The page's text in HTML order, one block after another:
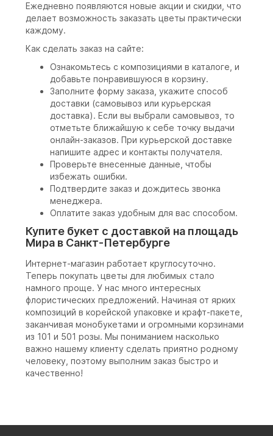
Ежедневно появляются новые акции и скидки, что
делает возможность заказать цветы практически
каждому.
Как сделать заказ на сайте:
Ознакомьтесь с композициями в каталоге, и
добавьте понравившуюся в корзину.
Заполните форму заказа, укажите способ
доставки (самовывоз или курьерская
доставка). Если вы выбрали самовывоз, то
отметьте ближайшую к себе точку выдачи
онлайн-заказов. При курьерской доставке
напишите адрес и контакты получателя.
Проверьте внесенные данные, чтобы
избежать ошибки.
Подтвердите заказ и дождитесь звонка
менеджера.
Оплатите заказ удобным для вас способом.
Купите букет с доставкой на площадь
Мира в Санкт-Петербурге
Интернет-магазин работает круглосуточно.
Теперь покупать цветы для любимых стало
намного проще. У нас много интересных
флористических предложений. Начиная от ярких
композиций в корейской упаковке и крафт-пакете,
заканчивая монобукетами и огромными корзинами
из 101 и 501 розы. Мы пониманием насколько
важно нашему клиенту сделать приятно родному
человеку, поэтому выполним заказ быстро и
качественно!